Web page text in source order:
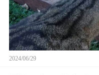
2024/06/29